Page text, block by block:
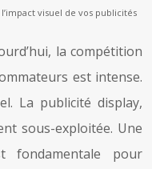
visuel de vos publicités
la compétition
est intense.
La publicité display,
sous-exploitée. Une
fondamentale pour